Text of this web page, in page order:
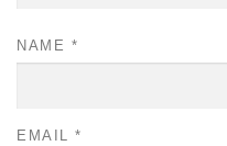
NAME *
EMAIL *